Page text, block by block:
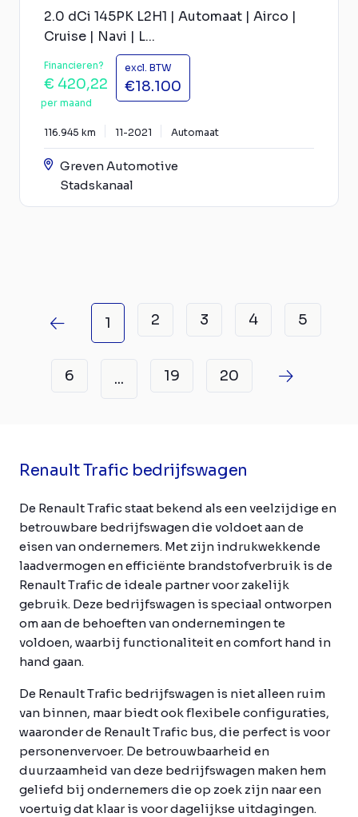
2.0 dCi 145PK L2H1 | Automaat | Airco |
Cruise | Navi | L...
Financieren?
€ 420,22
per maand
excl. BTW
€18.100
116.945 km 11-2021 Automaat
Greven Automotive
Stadskanaal
1 2 3 4 5
6 ... 19 20
Renault Trafic bedrijfswagen
De Renault Trafic staat bekend als een veelzijdige en
betrouwbare bedrijfswagen die voldoet aan de
eisen van ondernemers. Met zijn indrukwekkende
laadvermogen en efficiënte brandstofverbruik is de
Renault Trafic de ideale partner voor zakelijk
gebruik. Deze bedrijfswagen is speciaal ontworpen
om aan de behoeften van ondernemingen te
voldoen, waarbij functionaliteit en comfort hand in
hand gaan.
De Renault Trafic bedrijfswagen is niet alleen ruim
van binnen, maar biedt ook flexibele configuraties,
waaronder de Renault Trafic bus, die perfect is voor
personenvervoer. De betrouwbaarheid en
duurzaamheid van deze bedrijfswagen maken hem
geliefd bij ondernemers die op zoek zijn naar een
voertuig dat klaar is voor dagelijkse uitdagingen.